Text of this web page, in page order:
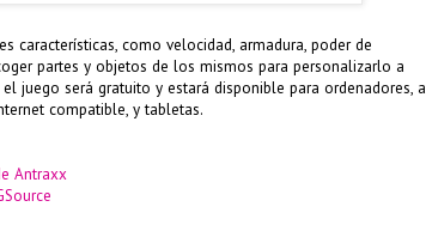
características, como velocidad, armadura, poder de
partes y objetos de los mismos para personalizarlo a
juego será gratuito y estará disponible para ordenadores, a
compatible, y tabletas.
Antraxx